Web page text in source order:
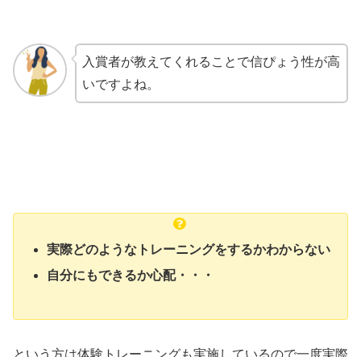
入賞者が教えてくれることで信ぴょう性が高
いですよね。
実際どのようなトレーニングをするかわからない
自分にもできるか心配・・・